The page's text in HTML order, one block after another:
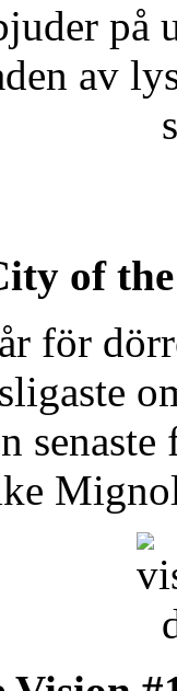
på
av
of the
för